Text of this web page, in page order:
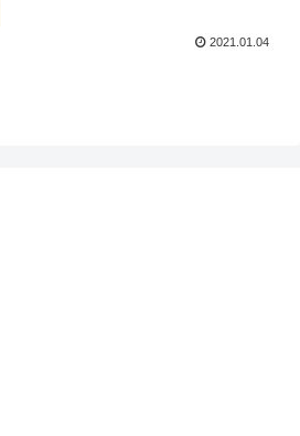
2021.01.04